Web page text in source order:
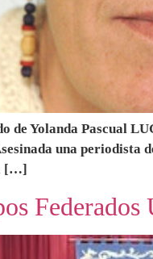
de Yolanda Pascual
una
[…]